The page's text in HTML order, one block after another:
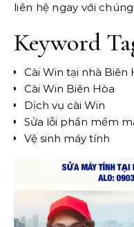
liên hệ ngay với
Keyword
Cài Win tại nhà Biên
Cài Win Biên Hòa
Dịch vụ cài Win
Sửa lỗi phần mềm
Vệ sinh máy tính